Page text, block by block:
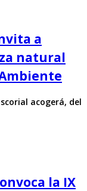
a
natural
acogerá, del
la IX